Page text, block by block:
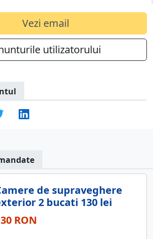
Vezi email
utilizatorului
de supraveghere
2 bucati 130 lei
RON